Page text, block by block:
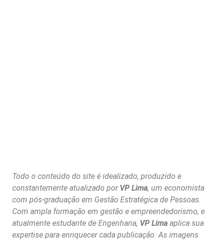
Todo o conteúdo do site é idealizado, produzido e
constantemente atualizado por VP Lima, um economista
com pós-graduação em Gestão Estratégica de Pessoas.
Com ampla formação em gestão e empreendedorismo, e
atualmente estudante de Engenharia, VP Lima aplica sua
expertise para enriquecer cada publicação. As imagens